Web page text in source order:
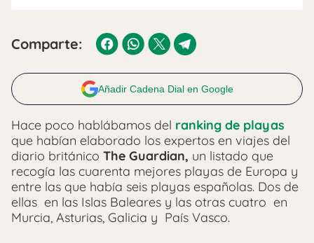
Comparte:
Añadir Cadena Dial en Google
Hace poco hablábamos del ranking de playas
que habían elaborado los expertos en viajes del
diario británico The Guardian, un listado que
recogía las cuarenta mejores playas de Europa y
entre las que había seis playas españolas. Dos de
ellas en las Islas Baleares y las otras cuatro en
Murcia, Asturias, Galicia y País Vasco.